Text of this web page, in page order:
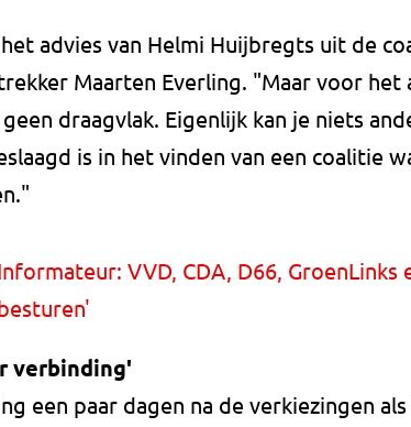
advies van Helmi Huijbregts uit de
Maarten Everling. "Maar voor het
draagvlak. Eigenlijk kan je niets
is in het vinden van een coalitie
VVD, CDA, D66, GroenLinks
verbinding'
een paar dagen na de verkiezingen